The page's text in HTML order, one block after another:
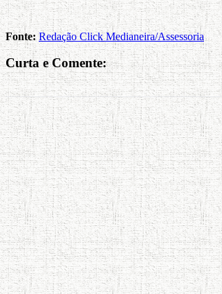
Fonte: Redação Click Medianeira/Assessoria
Curta e Comente: